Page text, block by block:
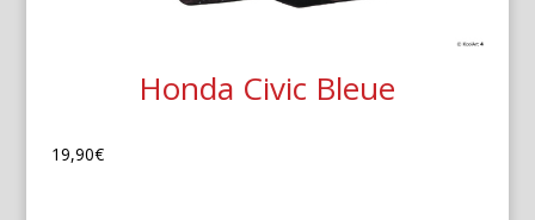
Honda Civic Bleue
19,90€